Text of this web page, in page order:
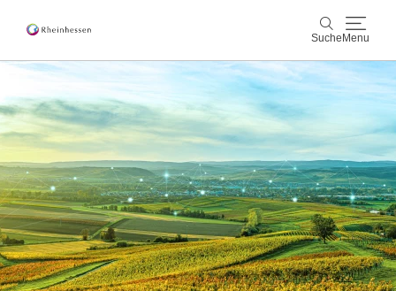
Suche Menu
Wein & Genuss
Aktiv & Natur
Kultur & Städte
Veranstaltungen
Buchung & Service